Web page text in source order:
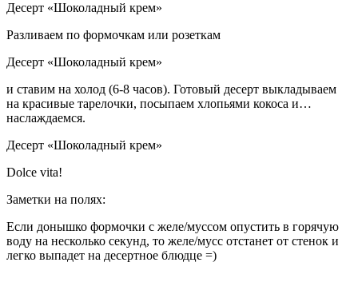
Десерт «Шоколадный крем»
Разливаем по формочкам или розеткам
Десерт «Шоколадный крем»
и ставим на холод (6-8 часов). Готовый десерт выкладываем
на красивые тарелочки, посыпаем хлопьями кокоса и…
наслаждаемся.
Десерт «Шоколадный крем»
Dolce vita!
Заметки на полях:
Если донышко формочки с желе/муссом опустить в горячую
воду на несколько секунд, то желе/мусс отстанет от стенок и
легко выпадет на десертное блюдце =)